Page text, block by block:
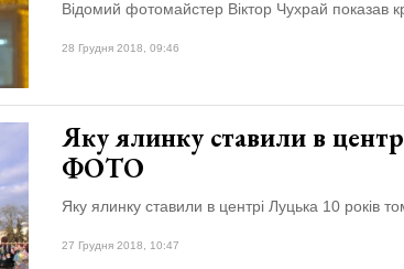
Відомий фотомайстер Віктор Чухрай показав
28 Грудня 2018, 09:46
Яку ялинку ставили в
ФОТО
Яку ялинку ставили в центрі Луцька 10 років
27 Грудня 2018, 10:47